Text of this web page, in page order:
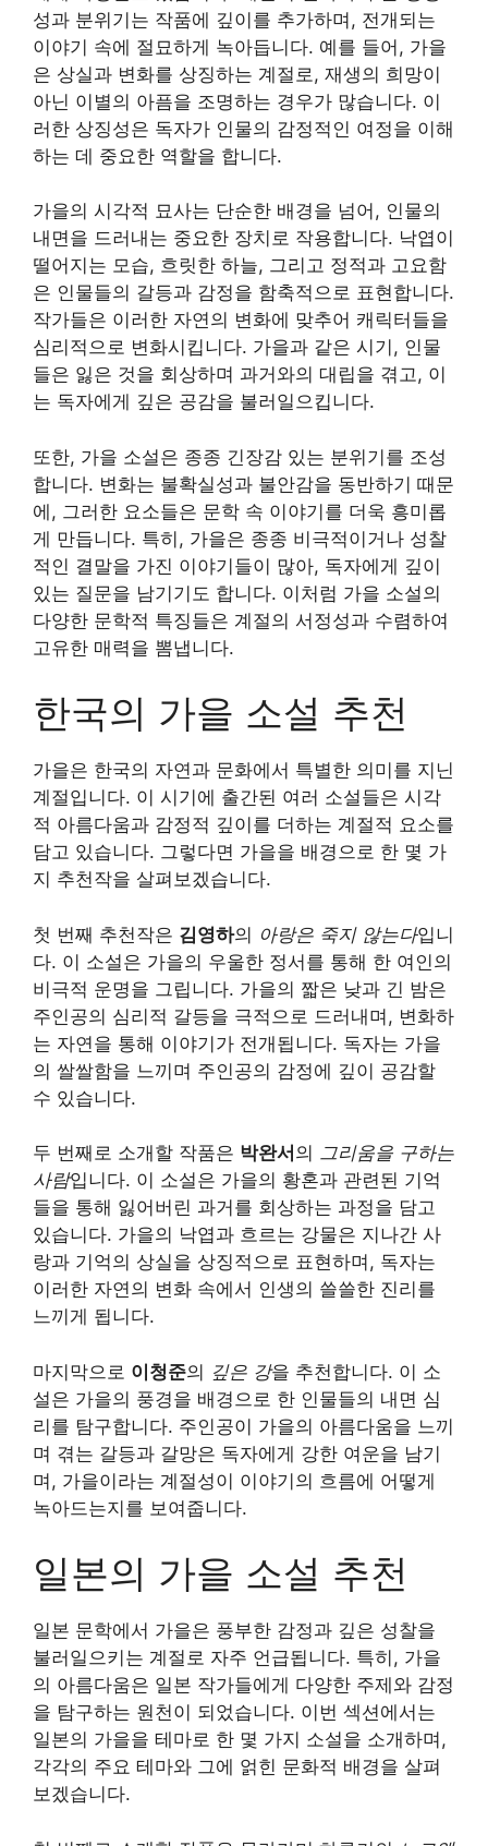
성과 분위기는 작품에 깊이를 추가하며, 전개되는
이야기 속에 절묘하게 녹아듭니다. 예를 들어, 가을
은 상실과 변화를 상징하는 계절로, 재생의 희망이
아닌 이별의 아픔을 조명하는 경우가 많습니다. 이
러한 상징성은 독자가 인물의 감정적인 여정을 이해
하는 데 중요한 역할을 합니다.
가을의 시각적 묘사는 단순한 배경을 넘어, 인물의
내면을 드러내는 중요한 장치로 작용합니다. 낙엽이
떨어지는 모습, 흐릿한 하늘, 그리고 정적과 고요함
은 인물들의 갈등과 감정을 함축적으로 표현합니다.
작가들은 이러한 자연의 변화에 맞추어 캐릭터들을
심리적으로 변화시킵니다. 가을과 같은 시기, 인물
들은 잃은 것을 회상하며 과거와의 대립을 겪고, 이
는 독자에게 깊은 공감을 불러일으킵니다.
또한, 가을 소설은 종종 긴장감 있는 분위기를 조성
합니다. 변화는 불확실성과 불안감을 동반하기 때문
에, 그러한 요소들은 문학 속 이야기를 더욱 흥미롭
게 만듭니다. 특히, 가을은 종종 비극적이거나 성찰
적인 결말을 가진 이야기들이 많아, 독자에게 깊이
있는 질문을 남기기도 합니다. 이처럼 가을 소설의
다양한 문학적 특징들은 계절의 서정성과 수렴하여
고유한 매력을 뽐냅니다.
한국의 가을 소설 추천
가을은 한국의 자연과 문화에서 특별한 의미를 지닌
계절입니다. 이 시기에 출간된 여러 소설들은 시각
적 아름다움과 감정적 깊이를 더하는 계절적 요소를
담고 있습니다. 그렇다면 가을을 배경으로 한 몇 가
지 추천작을 살펴보겠습니다.
첫 번째 추천작은 김영하의 아랑은 죽지 않는다입니
다. 이 소설은 가을의 우울한 정서를 통해 한 여인의
비극적 운명을 그립니다. 가을의 짧은 낮과 긴 밤은
주인공의 심리적 갈등을 극적으로 드러내며, 변화하
는 자연을 통해 이야기가 전개됩니다. 독자는 가을
의 쌀쌀함을 느끼며 주인공의 감정에 깊이 공감할
수 있습니다.
두 번째로 소개할 작품은 박완서 의 그리움을 구하는
사람입니다. 이 소설은 가을의 황혼과 관련된 기억
들을 통해 잃어버린 과거를 회상하는 과정을 담고
있습니다. 가을의 낙엽과 흐르는 강물은 지나간 사
랑과 기억의 상실을 상징적으로 표현하며, 독자는
이러한 자연의 변화 속에서 인생의 쓸쓸한 진리를
느끼게 됩니다.
마지막으로 이청준의 깊은 강을 추천합니다. 이 소
설은 가을의 풍경을 배경으로 한 인물들의 내면 심
리를 탐구합니다. 주인공이 가을의 아름다움을 느끼
며 겪는 갈등과 갈망은 독자에게 강한 여운을 남기
며, 가을이라는 계절성이 이야기의 흐름에 어떻게
녹아드는지를 보여줍니다.
일본의 가을 소설 추천
일본 문학에서 가을은 풍부한 감정과 깊은 성찰을
불러일으키는 계절로 자주 언급됩니다. 특히, 가을
의 아름다움은 일본 작가들에게 다양한 주제와 감정
을 탐구하는 원천이 되었습니다. 이번 섹션에서는
일본의 가을을 테마로 한 몇 가지 소설을 소개하며,
각각의 주요 테마와 그에 얽힌 문화적 배경을 살펴
보겠습니다.